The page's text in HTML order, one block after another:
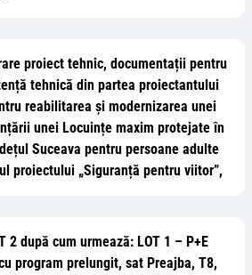
proiect tehnic, documentații pentru
tehnică din partea proiectantului
reabilitarea și modernizarea unei
unei Locuințe maxim protejate în
Suceava pentru persoane adulte
proiectului „Siguranță pentru viitor”,
2 după cum urmează: LOT 1 – P+E
program prelungit, sat Preajba, T8,